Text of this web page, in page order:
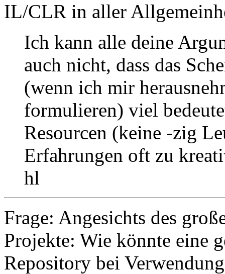
IL/CLR in aller
Ich kann alle deine
auch nicht, dass das
(wenn ich mir
formulieren) viel
Resourcen (keine -zig
Erfahrungen oft zu
hl
Frage: Angesichts des
Projekte: Wie könnte eine
Repository bei